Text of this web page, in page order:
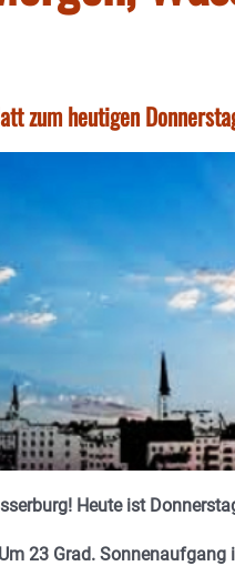
zum heutigen
Heute ist
23 Grad. Sonnenaufgang